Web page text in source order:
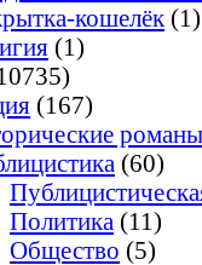
кошелёк (1)
(1)
(167)
романы
(60)
Политика (11)
Общество (5)